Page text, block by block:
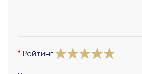
Рейтинг